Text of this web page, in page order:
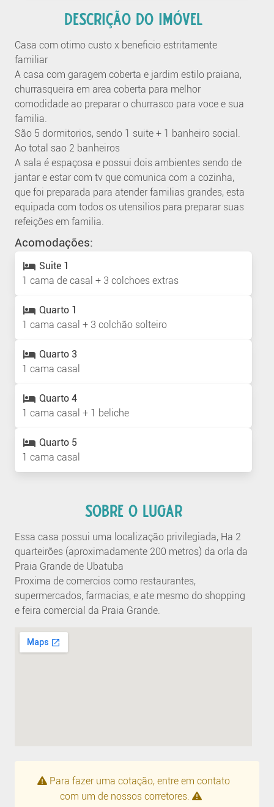
DESCRIÇÃO DO IMÓVEL
Casa com otimo custo x beneficio estritamente
familiar
A casa com garagem coberta e jardim estilo praiana,
churrasqueira em area coberta para melhor
comodidade ao preparar o churrasco para voce e sua
familia.
São 5 dormitorios, sendo 1 suite + 1 banheiro social.
Ao total sao 2 banheiros
A sala é espaçosa e possui dois ambientes sendo de
jantar e estar com tv que comunica com a cozinha,
que foi preparada para atender familias grandes, esta
equipada com todos os utensilios para preparar suas
refeições em familia.
Acomodações:
Suite 1
1 cama de casal + 3 colchoes extras
Quarto 1
1 cama casal + 3 colchão solteiro
Quarto 3
1 cama casal
Quarto 4
1 cama casal + 1 beliche
Quarto 5
1 cama casal
SOBRE O LUGAR
Essa casa possui uma localização privilegiada, Ha 2
quarteirões (aproximadamente 200 metros) da orla da
Praia Grande de Ubatuba
Proxima de comercios como restaurantes,
supermercados, farmacias, e ate mesmo do shopping
e feira comercial da Praia Grande.
Para fazer uma cotação, entre em contato
com um de nossos corretores.